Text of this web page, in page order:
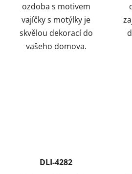
ozdoba s motivem
vajíčky s motýlky je
skvělou dekorací do
vašeho domova.
DLI-4282